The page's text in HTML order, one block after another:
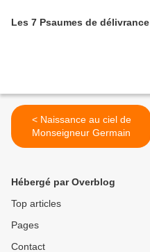
Les 7 Psaumes de délivrance
< Naissance au ciel de
Monseigneur Germain
Hébergé par Overblog
Top articles
Pages
Contact